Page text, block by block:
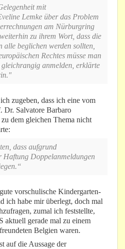
mit
Lemke über das Problem
am ‪‎Nürburgring
zu ihrem Wort, dass die
alle beglichen werden sollten,
Rechtes müsse man
anmelden, erklärte
zugeben, dass ich eine vom
Dr. Salvatore Barbaro
dem gleichen Thema nicht
dass aufgrund
Haftung Doppelanmeldungen
vorschulische Kindergarten-
ich habe mir überlegt, doch mal
zumal ich feststellte,
aktuell gerade mal zu einem
Belgien waren.
auf die Aussage der